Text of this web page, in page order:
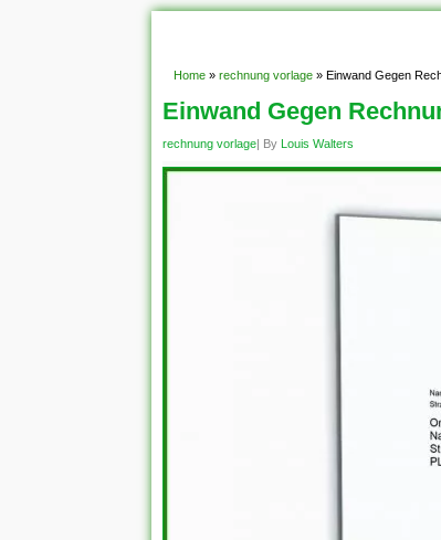
Home » rechnung vorlage » Einwand Gegen
Einwand Gegen
rechnung vorlage| By Louis Walters